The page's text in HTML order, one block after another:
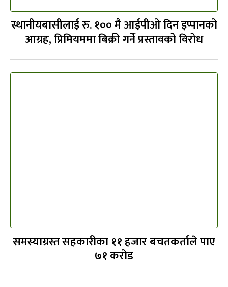
स्थानीयबासीलाई रु. १०० मै आईपीओ दिन इप्पानको
आग्रह, प्रिमियममा बिक्री गर्ने प्रस्तावको विरोध
समस्याग्रस्त सहकारीका ११ हजार बचतकर्ताले पाए
७१ करोड